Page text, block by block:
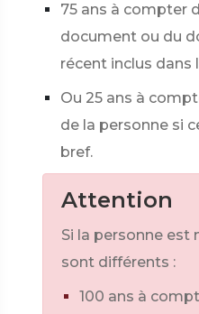
75 ans à compter
document ou du
récent inclus dans
Ou 25 ans à
de la personne si
bref.
Attention
Si la personne est
sont différents :
100 ans à